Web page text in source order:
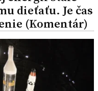
dieťaťu. Je čas
(Komentár)